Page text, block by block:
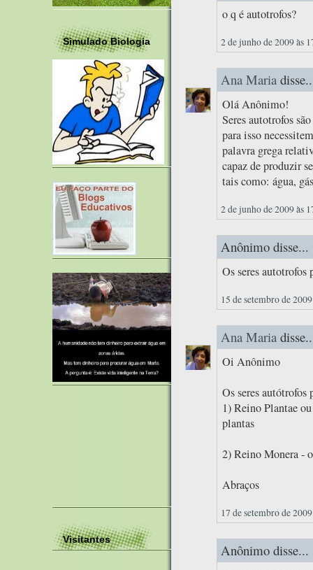
Simulado Biologia
Visitantes
o q é autotrofos?
2 de junho de 2009 às
Ana Maria
Olá Anônimo!
Seres autotrofos
para isso
palavra grega
capaz de produzir
tais como: água,
2 de junho de 2009 às
Anônimo disse...
Os seres autotrofos
15 de setembro de
Ana Maria
Oi Anônimo
Os seres autótrofos
1) Reino Plantae
plantas
2) Reino Monera -
Abraços
17 de setembro de
Anônimo disse...